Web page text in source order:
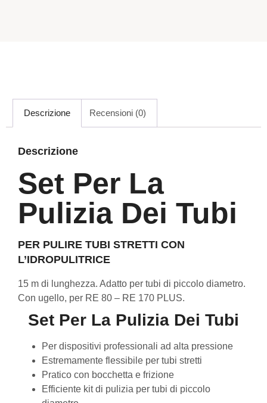
Descrizione Recensioni (0)
Descrizione
Set Per La
Pulizia Dei Tubi
PER PULIRE TUBI STRETTI CON
L’IDROPULITRICE
15 m di lunghezza. Adatto per tubi di piccolo diametro.
Con ugello, per RE 80 – RE 170 PLUS.
Set Per La Pulizia Dei Tubi
Per dispositivi professionali ad alta pressione
Estremamente flessibile per tubi stretti
Pratico con bocchetta e frizione
Efficiente kit di pulizia per tubi di piccolo